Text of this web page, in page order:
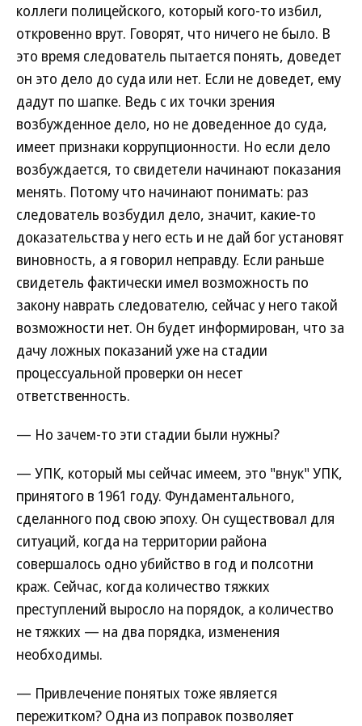
коллеги полицейского, который кого-то избил,
откровенно врут. Говорят, что ничего не было. В
это время следователь пытается понять, доведет
он это дело до суда или нет. Если не доведет, ему
дадут по шапке. Ведь с их точки зрения
возбужденное дело, но не доведенное до суда,
имеет признаки коррупционности. Но если дело
возбуждается, то свидетели начинают показания
менять. Потому что начинают понимать: раз
следователь возбудил дело, значит, какие-то
доказательства у него есть и не дай бог установят
виновность, а я говорил неправду. Если раньше
свидетель фактически имел возможность по
закону наврать следователю, сейчас у него такой
возможности нет. Он будет информирован, что за
дачу ложных показаний уже на стадии
процессуальной проверки он несет
ответственность.
— Но зачем-то эти стадии были нужны?
— УПК, который мы сейчас имеем, это "внук" УПК,
принятого в 1961 году. Фундаментального,
сделанного под свою эпоху. Он существовал для
ситуаций, когда на территории района
совершалось одно убийство в год и полсотни
краж. Сейчас, когда количество тяжких
преступлений выросло на порядок, а количество
не тяжких — на два порядка, изменения
необходимы.
— Привлечение понятых тоже является
пережитком? Одна из поправок позволяет